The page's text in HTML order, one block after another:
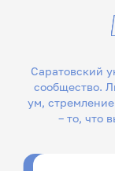
Саратовский
сообщество.
ум, стремление к диалогу, системность и трудолюбие
– то, что